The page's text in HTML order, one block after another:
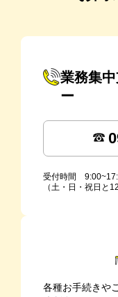
業務集
ー
受付時間
（土・日・祝日と
各種お手続きや